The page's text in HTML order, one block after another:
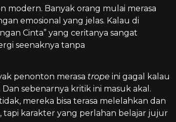
Banyak orang mulai merasa
emosional yang jelas. Kalau di
Cinta” yang ceritanya sangat
seenaknya tanpa
penonton merasa trope ini gagal kalau
sebenarnya kritik ini masuk akal.
mereka bisa terasa melelahkan dan
tapi karakter yang perlahan belajar jujur